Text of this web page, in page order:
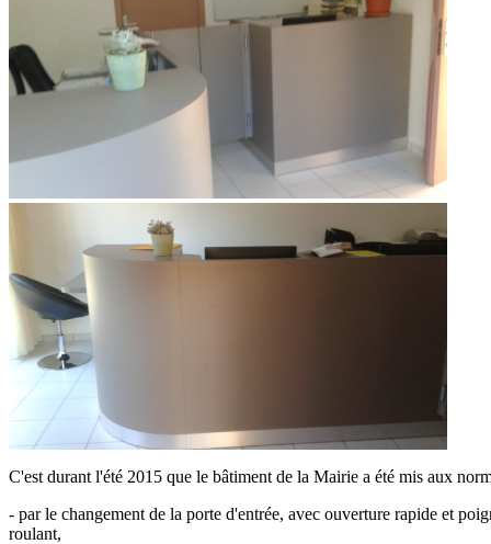
C'est durant l'été 2015 que le bâtiment de la Mairie a été mis aux
- par le changement de la porte d'entrée, avec ouverture rapide et
roulant,